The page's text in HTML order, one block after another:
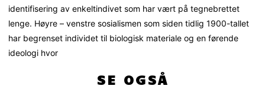
identifisering av enkeltindivet som har vært på tegnebrettet
lenge. Høyre – venstre sosialismen som siden tidlig 1900-tallet
har begrenset individet til biologisk materiale og en førende
ideologi hvor
SE OGSÅ